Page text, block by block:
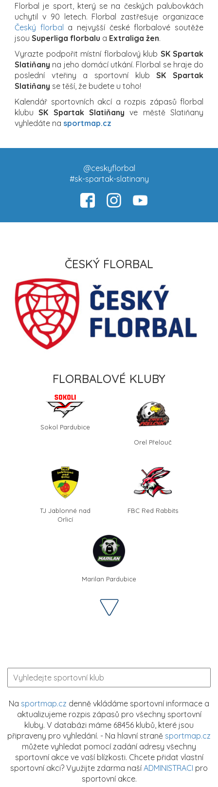
Florbal je sport, který se na českých palubovkách
uchytil v 90 letech. Florbal zastřešuje organizace
Český florbal a nejvyšší české florbalové soutěže
jsou Superliga florbalu a Extraliga žen.
Vyrazte podpořit místní florbalový klub SK Spartak
Slatiňany na jeho domácí utkání. Florbal se hraje do
poslední vteřiny a sportovní klubSK Spartak
Slatiňany se těší, že budete u toho!
Kalendář sportovních akcí a rozpis zápasů florbal
klubuSK Spartak Slatiňany ve městě Slatiňany
vyhledáte na sportmap.cz
@ceskyflorbal
#sk-spartak-slatinany
ČESKÝ FLORBAL
FLORBALOVÉ KLUBY
Sokol Pardubice
Orel Přelouč
TJ Jablonné nad
Orlicí
FBC Red Rabbits
Marilan Pardubice
Na sportmap.cz denně vkládáme sportovní informace a
aktualizujeme rozpis zápasů pro všechny sportovní
kluby. V databázi máme 68456 klubů, které jsou
připraveny pro vyhledání. - Na hlavní straně sportmap.cz
můžete vyhledat pomocí zadání adresy všechny
sportovní akce ve vaší blízkosti. Chcete přidat vlastní
sportovní akci? Využijte zdarma naší ADMINISTRACI pro
sportovní akce.